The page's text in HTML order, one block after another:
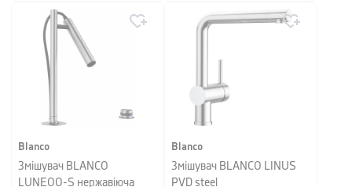
Blanco
Змішувач BLANCO
LUNEOO-S нержавіюча
Blanco
Змішувач BLANCO LINUS
PVD steel